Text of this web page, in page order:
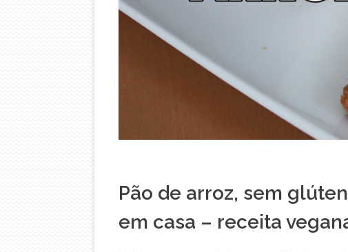
Pão de arroz, sem
em casa – receita